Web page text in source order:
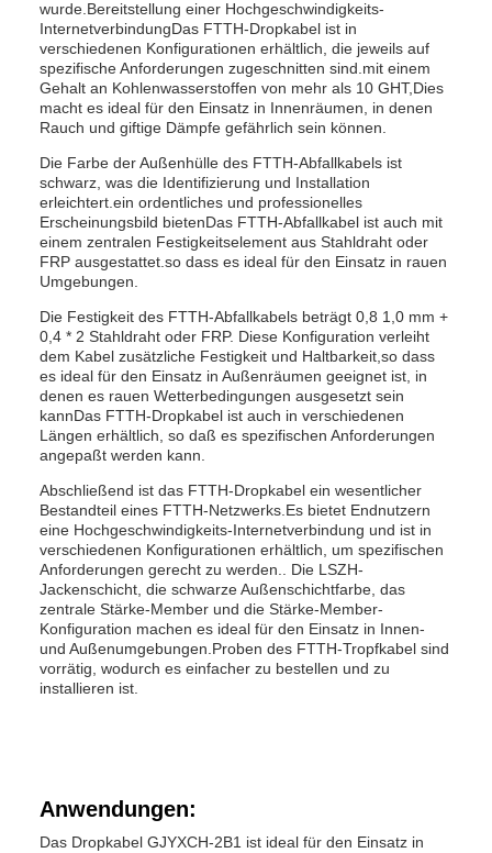
wurde.Bereitstellung einer Hochgeschwindigkeits-
InternetverbindungDas FTTH-Dropkabel ist in
verschiedenen Konfigurationen erhältlich, die jeweils auf
spezifische Anforderungen zugeschnitten sind.mit einem
Gehalt an Kohlenwasserstoffen von mehr als 10 GHT,Dies
macht es ideal für den Einsatz in Innenräumen, in denen
Rauch und giftige Dämpfe gefährlich sein können.
Die Farbe der Außenhülle des FTTH-Abfallkabels ist
schwarz, was die Identifizierung und Installation
erleichtert.ein ordentliches und professionelles
Erscheinungsbild bietenDas FTTH-Abfallkabel ist auch mit
einem zentralen Festigkeitselement aus Stahldraht oder
FRP ausgestattet.so dass es ideal für den Einsatz in rauen
Umgebungen.
Die Festigkeit des FTTH-Abfallkabels beträgt 0,8 1,0 mm +
0,4 * 2 Stahldraht oder FRP. Diese Konfiguration verleiht
dem Kabel zusätzliche Festigkeit und Haltbarkeit,so dass
es ideal für den Einsatz in Außenräumen geeignet ist, in
denen es rauen Wetterbedingungen ausgesetzt sein
kannDas FTTH-Dropkabel ist auch in verschiedenen
Längen erhältlich, so daß es spezifischen Anforderungen
angepaßt werden kann.
Abschließend ist das FTTH-Dropkabel ein wesentlicher
Bestandteil eines FTTH-Netzwerks.Es bietet Endnutzern
eine Hochgeschwindigkeits-Internetverbindung und ist in
verschiedenen Konfigurationen erhältlich, um spezifischen
Anforderungen gerecht zu werden.. Die LSZH-
Jackenschicht, die schwarze Außenschichtfarbe, das
zentrale Stärke-Member und die Stärke-Member-
Konfiguration machen es ideal für den Einsatz in Innen-
und Außenumgebungen.Proben des FTTH-Tropfkabel sind
vorrätig, wodurch es einfacher zu bestellen und zu
installieren ist.
Anwendungen:
Das Dropkabel GJYXCH-2B1 ist ideal für den Einsatz in